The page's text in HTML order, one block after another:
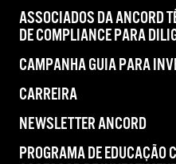
ASSOCIADOS DA ANCORD
DE COMPLIANCE PARA
CAMPANHA GUIA PARA
CARREIRA
NEWSLETTER ANCORD
PROGRAMA DE EDUCAÇÃO